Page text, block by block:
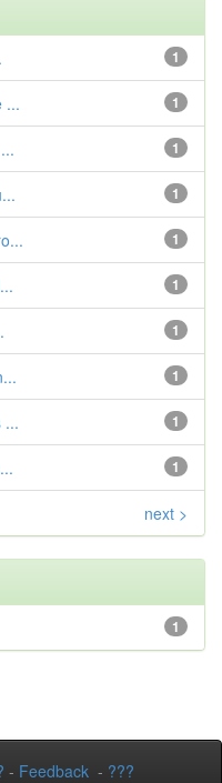
1
1
...
1
1
1
1
1
1
1
...
1
next >
1
- Feedback - ???